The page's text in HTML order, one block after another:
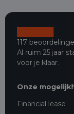
117
Al ruim 25 jaar
voor je klaar.
Onze
Financial lease